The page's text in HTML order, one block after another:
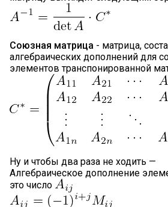
Союзная матрица - матрица,
алгебраических дополнений для
элементов транспонированной
Ну и чтобы два раза не ходить —
Алгебраическое дополнение
это число